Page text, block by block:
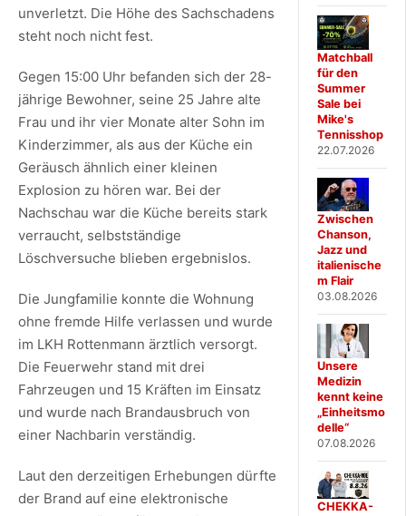
unverletzt. Die Höhe des Sachschadens
steht noch nicht fest.
Gegen 15:00 Uhr befanden sich der 28-
jährige Bewohner, seine 25 Jahre alte
Frau und ihr vier Monate alter Sohn im
Kinderzimmer, als aus der Küche ein
Geräusch ähnlich einer kleinen
Explosion zu hören war. Bei der
Nachschau war die Küche bereits stark
verraucht, selbstständige
Löschversuche blieben ergebnislos.
Die Jungfamilie konnte die Wohnung
ohne fremde Hilfe verlassen und wurde
im LKH Rottenmann ärztlich versorgt.
Die Feuerwehr stand mit drei
Fahrzeugen und 15 Kräften im Einsatz
und wurde nach Brandausbruch von
einer Nachbarin verständig.
Laut den derzeitigen Erhebungen dürfte
der Brand auf eine elektronische
Matchball
für den
Summer
Sale bei
Mike's
Tennisshop
22.07.2026
Zwischen
Chanson,
Jazz und
italienische
m Flair
03.08.2026
Unsere
Medizin
kennt keine
„Einheitsmo
delle“
07.08.2026
CHEKKA-